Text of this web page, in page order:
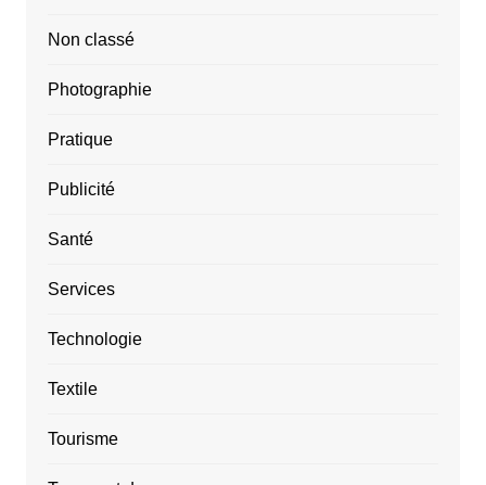
Non classé
Photographie
Pratique
Publicité
Santé
Services
Technologie
Textile
Tourisme